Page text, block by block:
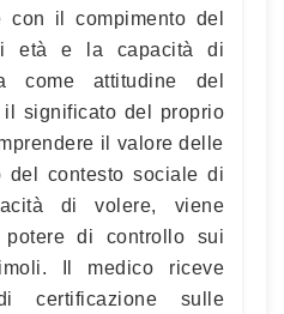
con il compimento del
età e la capacità di
come attitudine del
significato del proprio
il valore delle
del contesto sociale di
di volere, viene
di controllo sui
Il medico riceve
certificazione sulle